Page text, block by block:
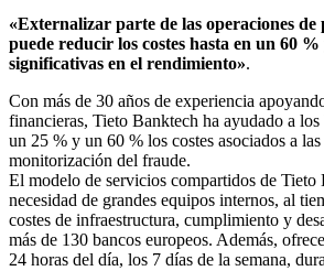
«Externalizar parte de las operaciones
puede reducir los costes hasta en un 60
significativas en el rendimiento».
Con más de 30 años de experiencia
financieras, Tieto Banktech ha ayudado a
un 25 % y un 60 % los costes asociados a
monitorización del fraude.
El modelo de servicios compartidos de Tieto
necesidad de grandes equipos internos, al
costes de infraestructura, cumplimiento y
más de 130 bancos europeos. Además,
24 horas del día, los 7 días de la semana,